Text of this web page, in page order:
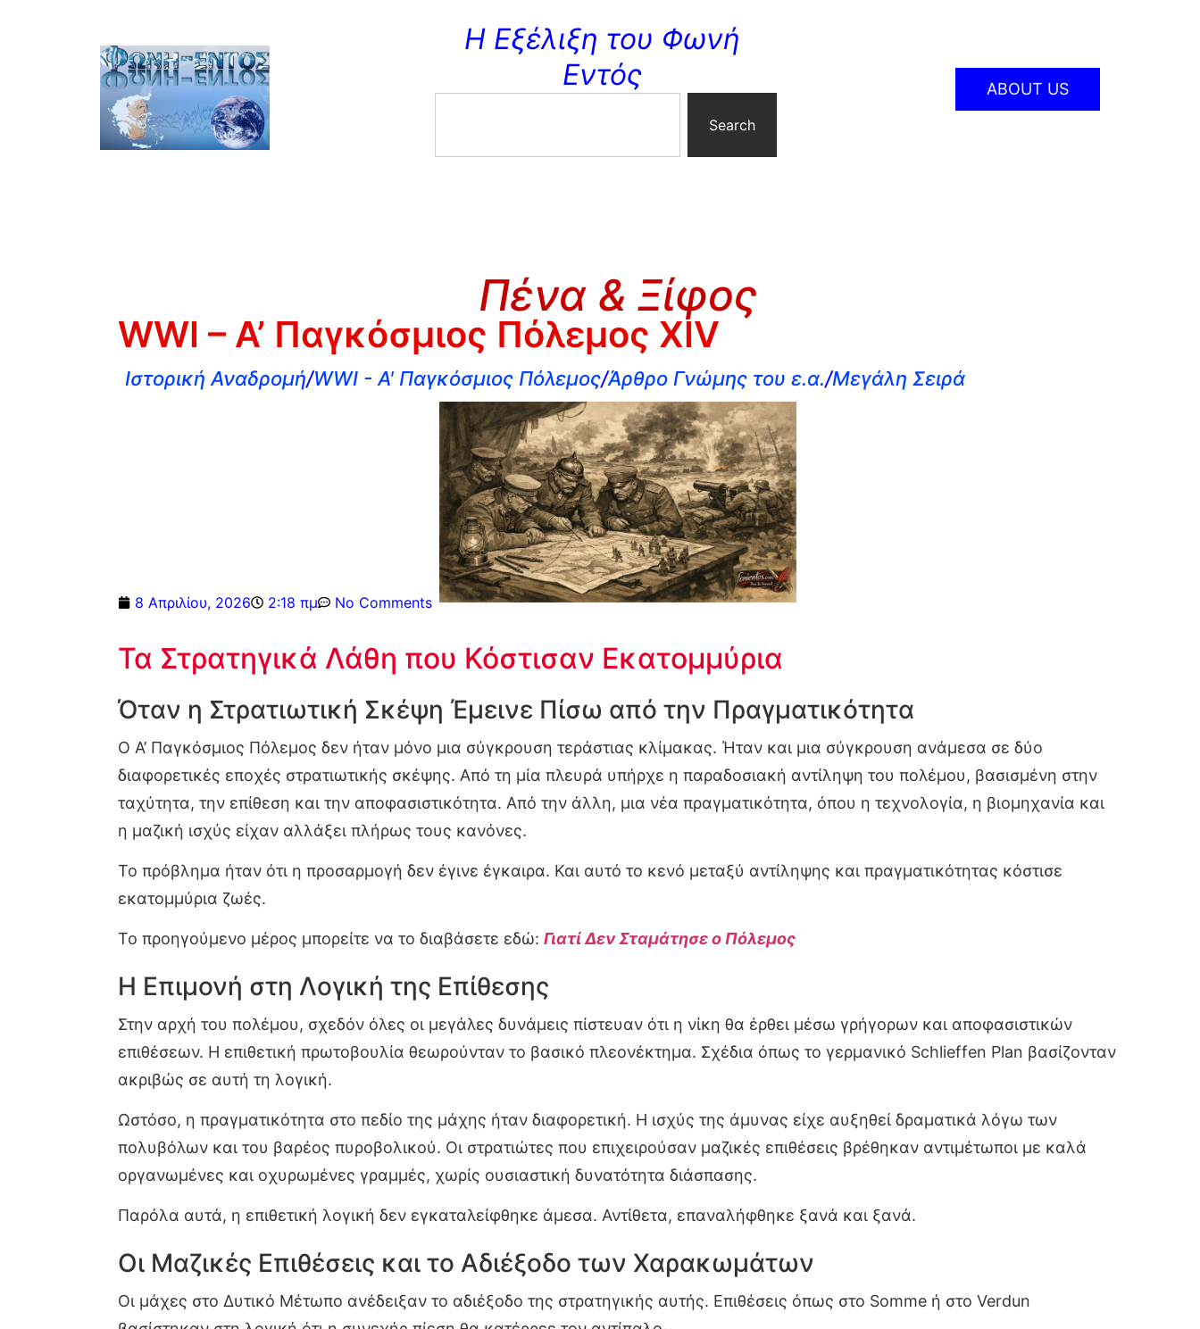
Η Εξέλιξη του Φωνή
Εντός
Search
ABOUT US
Πένα & Ξίφος
WWI – Α’ Παγκόσμιος Πόλεμος XIV
Ιστορική Αναδρομή/WWI - A' Παγκόσμιος Πόλεμος/Άρθρο Γνώμης του ε.α./Μεγάλη Σειρά
8 Απριλίου, 2026 2:18 πμ No Comments
Τα Στρατηγικά Λάθη που Κόστισαν Εκατομμύρια
Όταν η Στρατιωτική Σκέψη Έμεινε Πίσω από την Πραγματικότητα
Ο Α’ Παγκόσμιος Πόλεμος δεν ήταν μόνο μια σύγκρουση τεράστιας κλίμακας. Ήταν και μια σύγκρουση ανάμεσα σε δύο
διαφορετικές εποχές στρατιωτικής σκέψης. Από τη μία πλευρά υπήρχε η παραδοσιακή αντίληψη του πολέμου, βασισμένη στην
ταχύτητα, την επίθεση και την αποφασιστικότητα. Από την άλλη, μια νέα πραγματικότητα, όπου η τεχνολογία, η βιομηχανία και
η μαζική ισχύς είχαν αλλάξει πλήρως τους κανόνες.
Το πρόβλημα ήταν ότι η προσαρμογή δεν έγινε έγκαιρα. Και αυτό το κενό μεταξύ αντίληψης και πραγματικότητας κόστισε
εκατομμύρια ζωές.
Το προηγούμενο μέρος μπορείτε να το διαβάσετε εδώ: Γιατί Δεν Σταμάτησε ο Πόλεμος
Η Επιμονή στη Λογική της Επίθεσης
Στην αρχή του πολέμου, σχεδόν όλες οι μεγάλες δυνάμεις πίστευαν ότι η νίκη θα έρθει μέσω γρήγορων και αποφασιστικών
επιθέσεων. Η επιθετική πρωτοβουλία θεωρούνταν το βασικό πλεονέκτημα. Σχέδια όπως το γερμανικό Schlieffen Plan βασίζονταν
ακριβώς σε αυτή τη λογική.
Ωστόσο, η πραγματικότητα στο πεδίο της μάχης ήταν διαφορετική. Η ισχύς της άμυνας είχε αυξηθεί δραματικά λόγω των
πολυβόλων και του βαρέος πυροβολικού. Οι στρατιώτες που επιχειρούσαν μαζικές επιθέσεις βρέθηκαν αντιμέτωποι με καλά
οργανωμένες και οχυρωμένες γραμμές, χωρίς ουσιαστική δυνατότητα διάσπασης.
Παρόλα αυτά, η επιθετική λογική δεν εγκαταλείφθηκε άμεσα. Αντίθετα, επαναλήφθηκε ξανά και ξανά.
Οι Μαζικές Επιθέσεις και το Αδιέξοδο των Χαρακωμάτων
Οι μάχες στο Δυτικό Μέτωπο ανέδειξαν το αδιέξοδο της στρατηγικής αυτής. Επιθέσεις όπως στο Somme ή στο Verdun